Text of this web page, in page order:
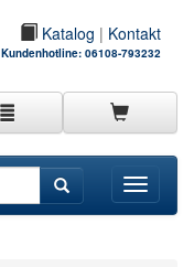
Katalog | Kontakt
Kundenhotline: 06108-793232
Toggle